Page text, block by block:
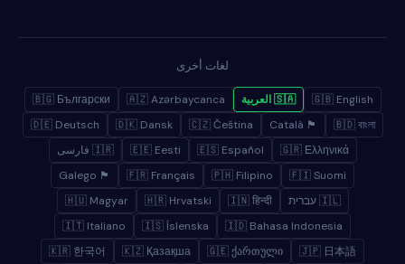
لغات أخرى
🇬🇧 English 🇸🇦 العربية 🇦🇿 Azərbaycanca
🇧🇬 Български
🇧🇩 বাংলা
🏴 Català
🇨🇿 Čeština
🇩🇰 Dansk
🇩🇪 Deutsch
🇬🇷 Ελληνικά
🇪🇸 Español
🇪🇪 Eesti
🇮🇷 فارسی
🇫🇮 Suomi
🇵🇭 Filipino
🇫🇷 Français
🏴 Galego
🇮🇱 עברית
🇮🇳 हिन्दी
🇭🇷 Hrvatski
🇭🇺 Magyar
🇮🇩 Bahasa Indonesia
🇮🇸 Íslenska
🇮🇹 Italiano
🇯🇵 日本語
🇬🇪 ქართული
🇰🇿 Қазақша
🇰🇷 한국어